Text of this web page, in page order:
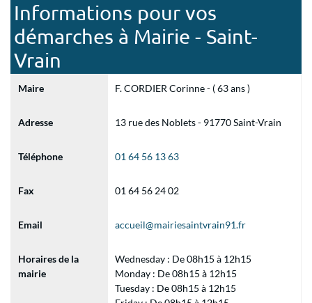
Informations pour vos
démarches à Mairie - Saint-
Vrain
Maire F. CORDIER Corinne - ( 63 ans )
Adresse 13 rue des Noblets - 91770 Saint-Vrain
Téléphone 01 64 56 13 63
Fax 01 64 56 24 02
Email accueil@mairiesaintvrain91.fr
Horaires de la
mairie
Wednesday : De 08h15 à 12h15
Monday : De 08h15 à 12h15
Tuesday : De 08h15 à 12h15